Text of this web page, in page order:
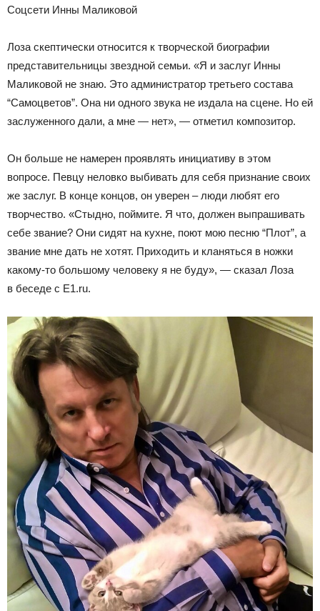
Соцсети Инны Маликовой
Лоза скептически относится к творческой биографии
представительницы звездной семьи. «Я и заслуг Инны
Маликовой не знаю. Это администратор третьего состава
“Самоцветов”. Она ни одного звука не издала на сцене. Но ей
заслуженного дали, а мне — нет», — отметил композитор.
Он больше не намерен проявлять инициативу в этом
вопросе. Певцу неловко выбивать для себя признание своих
же заслуг. В конце концов, он уверен – люди любят его
творчество. «Стыдно, поймите. Я что, должен выпрашивать
себе звание? Они сидят на кухне, поют мою песню “Плот”, а
звание мне дать не хотят. Приходить и кланяться в ножки
какому-то большому человеку я не буду», — сказал Лоза
в беседе с E1.ru.